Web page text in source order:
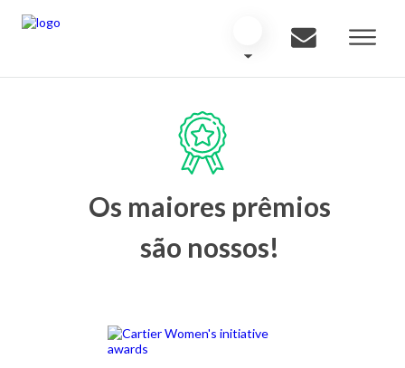
Os maiores prêmios
são nossos!